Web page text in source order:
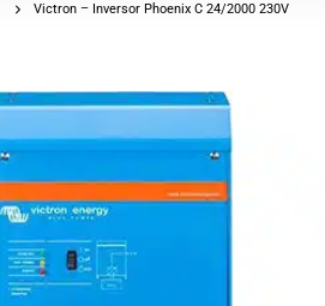
Victron – Inversor Phoenix C 24/2000 230V